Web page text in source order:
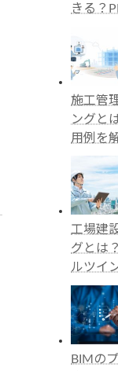
きる？
施工管
ングと
用例を
工場建
グとは
ルツイ
BIMの